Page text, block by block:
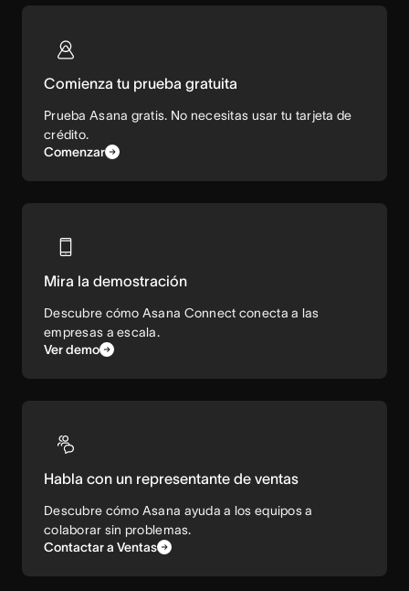
Comienza tu prueba gratuita
Prueba Asana gratis. No necesitas usar tu tarjeta de
crédito.
Comenzar
Mira la demostración
Descubre cómo Asana Connect conecta a las
empresas a escala.
Ver demo
Habla con un representante de ventas
Descubre cómo Asana ayuda a los equipos a
colaborar sin problemas.
Contactar a Ventas